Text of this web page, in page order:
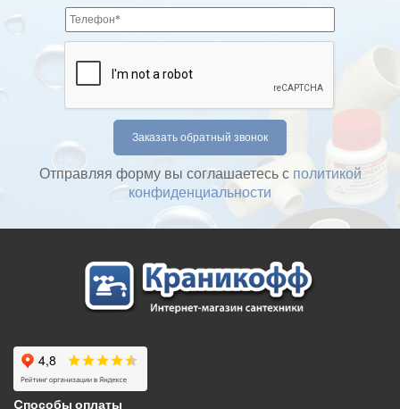
Отправляя форму вы соглашаетесь с политикой
конфиденциальности
Cпособы оплаты